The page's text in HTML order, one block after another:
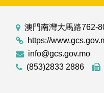
澳門南灣大馬路762-
https://
info@gcs.gov.mo
(853)2833 2886